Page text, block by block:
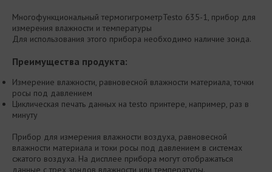
Многофункциональный термогигрометрTesto 635-1, прибор для
измерения влажности и температуры
Для использования этого прибора необходимо наличие зонда.
Преимущества продукта:
Измерение влажности, равновесной влажности материала, точки
росы под давлением
Циклическая печать данных на testo принтере, например, раз в
минуту
Прибор для измерения влажности воздуха, равновесной
влажности материала и токи росы под давлением в системах
сжатого воздуха. На дисплее прибора могут отображаться
данные с трех зондов влажности или температуры.